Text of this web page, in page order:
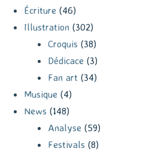
Écriture (46)
Illustration (302)
Croquis (38)
Dédicace (3)
Fan art (34)
Musique (4)
News (148)
Analyse (59)
Festivals (8)